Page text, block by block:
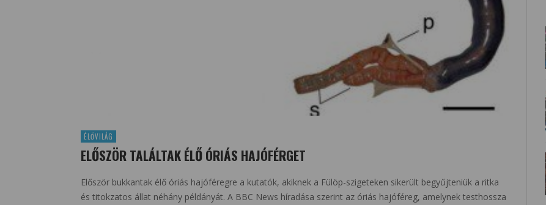
ÉLŐVILÁG
ELŐSZÖR TALÁLTAK ÉLŐ ÓRIÁS HAJÓFÉRGET
Először bukkantak élő óriás hajóféregre a kutatók, akiknek a Fülöp-szigeteken sikerült begyűjteniük a ritka
és titokzatos állat néhány példányát. A BBC News híradása szerint az óriás hajóféreg, amelynek testhossza